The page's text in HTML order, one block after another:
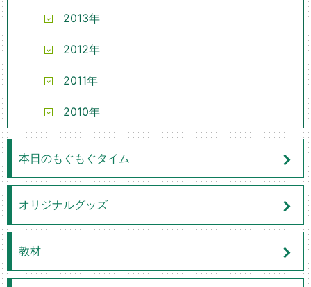
2013年
2012年
2011年
2010年
本日のもぐもぐタイム
オリジナルグッズ
教材